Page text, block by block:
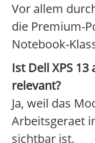
Vor allem
die Premium-
Notebook-
Ist Dell XPS
relevant?
Ja, weil das
Arbeitsgeraet
sichtbar ist.